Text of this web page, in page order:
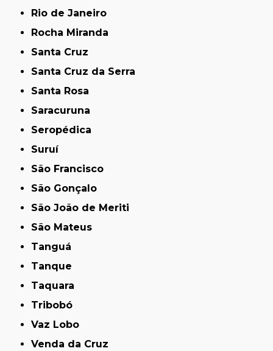
Rio de Janeiro
Rocha Miranda
Santa Cruz
Santa Cruz da Serra
Santa Rosa
Saracuruna
Seropédica
Suruí
São Francisco
São Gonçalo
São João de Meriti
São Mateus
Tanguá
Tanque
Taquara
Tribobó
Vaz Lobo
Venda da Cruz